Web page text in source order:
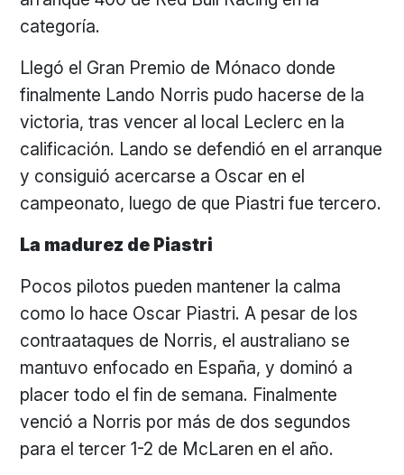
categoría.
Llegó el Gran Premio de Mónaco donde
finalmente Lando Norris pudo hacerse de la
victoria, tras vencer al local Leclerc en la
calificación. Lando se defendió en el arranque
y consiguió acercarse a Oscar en el
campeonato, luego de que Piastri fue tercero.
La madurez de Piastri
Pocos pilotos pueden mantener la calma
como lo hace Oscar Piastri. A pesar de los
contraataques de Norris, el australiano se
mantuvo enfocado en España, y dominó a
placer todo el fin de semana. Finalmente
venció a Norris por más de dos segundos
para el tercer 1-2 de McLaren en el año.